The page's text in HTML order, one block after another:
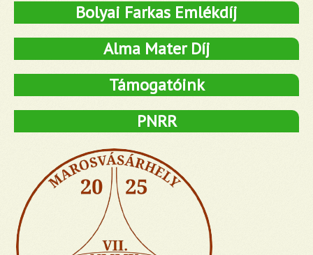
Bolyai Farkas Emlékdíj
Alma Mater Díj
Támogatóink
PNRR